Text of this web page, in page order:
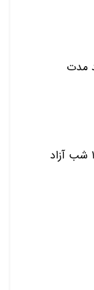
برای اطلاعات بیشتر تماس از 9 صبح الی 11 شب آزاد